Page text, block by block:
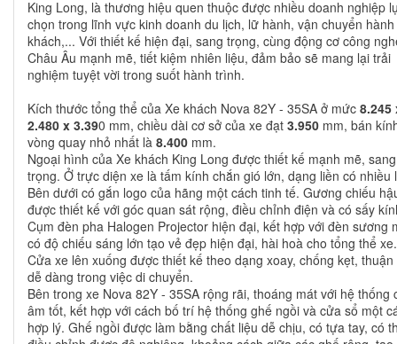
King Long, là thương hiệu quen thuộc được nhiều doanh nghiệp
chọn trong lĩnh vực kinh doanh du lịch, lữ hành, vận chuyển hành
khách,... Với thiết kế hiện đại, sang trọng, cùng động cơ công
Châu Âu mạnh mẽ, tiết kiệm nhiên liệu, đảm bảo sẽ mang lại trải
nghiệm tuyệt vời trong suốt hành trình.
Kích thước tổng thể của Xe khách Nova 82Y - 35SA ở mức 8.245
2.480 x 3.390 mm, chiều dài cơ sở của xe đạt 3.950 mm, bán
vòng quay nhỏ nhất là 8.400 mm.
Ngoại hình của Xe khách King Long được thiết kế mạnh mẽ, sang
trọng. Ở trực diện xe là tấm kính chắn gió lớn, dạng liền có nhiều
Bên dưới có gắn logo của hãng một cách tinh tế. Gương chiếu
được thiết kế với góc quan sát rộng, điều chỉnh điện và có sấy
Cụm đèn pha Halogen Projector hiện đại, kết hợp với đèn sương
có độ chiếu sáng lớn tạo vẻ đẹp hiện đại, hài hoà cho tổng thể xe.
Cửa xe lên xuống được thiết kế theo dạng xoay, chống kẹt, thuận
dễ dàng trong việc di chuyển.
Bên trong xe Nova 82Y - 35SA rộng rãi, thoáng mát với hệ thống
âm tốt, kết hợp với cách bố trí hệ thống ghế ngồi và cửa sổ một
hợp lý. Ghế ngồi được làm bằng chất liệu dễ chịu, có tựa tay, có